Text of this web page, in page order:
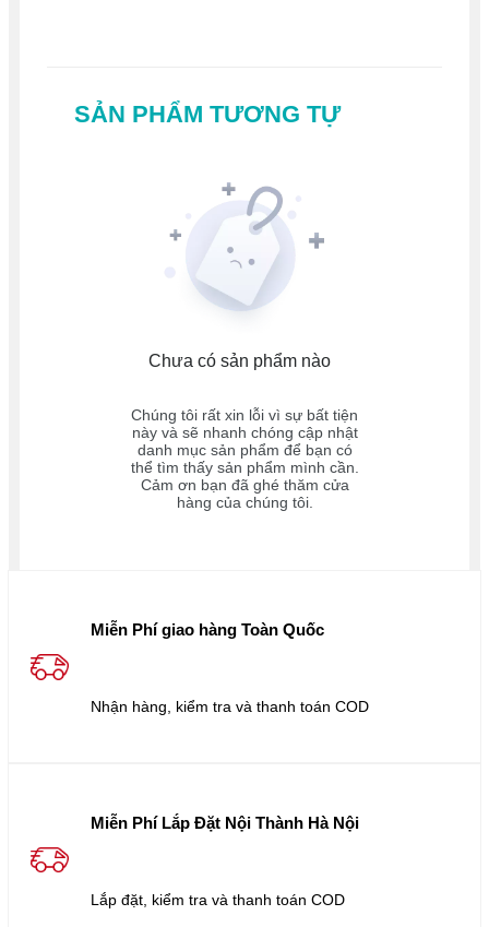
SẢN PHẨM TƯƠNG TỰ
Chưa có sản phẩm nào
Chúng tôi rất xin lỗi vì sự bất tiện
này và sẽ nhanh chóng cập nhật
danh mục sản phẩm để bạn có
thể tìm thấy sản phẩm mình cần.
Cảm ơn bạn đã ghé thăm cửa
hàng của chúng tôi.
Miễn Phí giao hàng Toàn Quốc
Nhận hàng, kiểm tra và thanh toán COD
Miễn Phí Lắp Đặt Nội Thành Hà Nội
Lắp đặt, kiểm tra và thanh toán COD